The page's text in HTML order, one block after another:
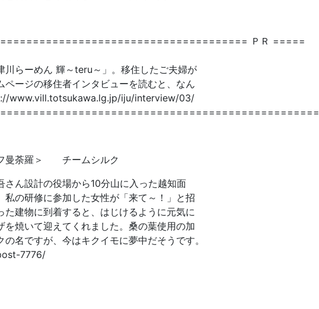
ＰＲ =====
川らーめん 輝～teru～」。移住したご夫婦が
ージの移住者インタビューを読むと、なん
www.vill.totsukawa.lg.jp/iju/interview/03/
曼荼羅＞ チームシルク
さん設計の役場から10分山に入った越知面
私の研修に参加した女性が「来て～！」と招
た建物に到着すると、はじけるように元気に
焼いて迎えてくれました。桑の葉使用の加
名ですが、今はキクイモに夢中だそうです。
7776/